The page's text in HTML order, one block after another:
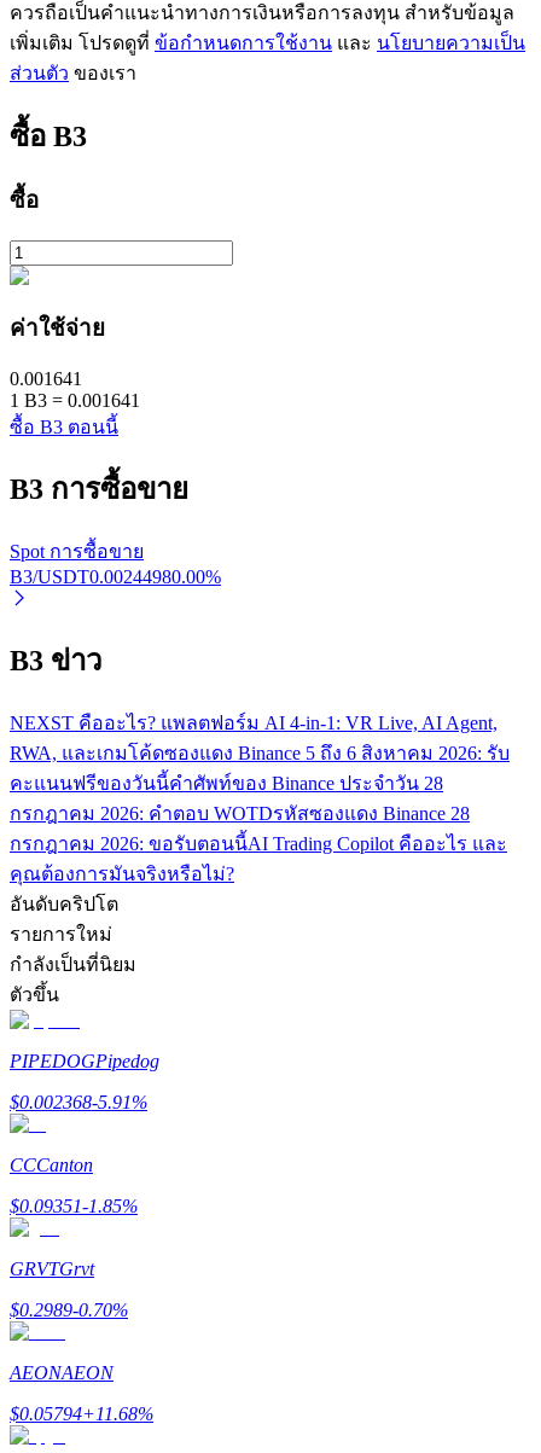
เรียนรู้ Staking
เรียนรู้เกี่ยวกับการสร้างรายได้แบบพาสซีฟ
พันธมิตร Bitrue
พันธมิตร Bitrue
การแนะนำ
เชิญเพื่อนเพื่อรับรางวัลเงินสด
BTC Welcome Rewards
BTC Welcome Rewards
Deposit & Trade BTC to Share 25000 USDT prize pool!
Deposit CASHCAT & Win
ควรถือเป็นคำแนะนำทางการเงินหรือการลงทุน สำหรับข้อมูล
เพิ่มเติม โปรดดูที่ ข้อกำหนดการใช้งาน และ นโยบายความเป็น
ส่วนตัว ของเรา
ซื้อ B3
ซื้อ
ค่าใช้จ่าย
0.001641
1 B3 = 0.001641
ซื้อ B3 ตอนนี้
B3 การซื้อขาย
Spot การซื้อขาย
B3/USDT0.00244980.00%
B3 ข่าว
NEXST คืออะไร? แพลตฟอร์ม AI 4-in-1: VR Live, AI Agent,
RWA, และเกมโค้ดซองแดง Binance 5 ถึง 6 สิงหาคม 2026: รับ
คะแนนฟรีของวันนี้คำศัพท์ของ Binance ประจำวัน 28
กรกฎาคม 2026: คำตอบ WOTDรหัสซองแดง Binance 28
กรกฎาคม 2026: ขอรับตอนนี้AI Trading Copilot คืออะไร และ
คุณต้องการมันจริงหรือไม่?
อันดับคริปโต
รายการใหม่
กำลังเป็นที่นิยม
ตัวขึ้น
PIPEDOGPipedog
$0.002368-5.91%
CCCanton
$0.09351-1.85%
GRVTGrvt
$0.2989-0.70%
AEONAEON
$0.05794+11.68%